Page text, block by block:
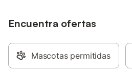
6 plazas de aparcamiento en la
la calle. Se admiten hasta 2
hay disponible una estación de carga
para vehículos eléctricos. No se
Encuentra ofertas
Mascotas permitidas